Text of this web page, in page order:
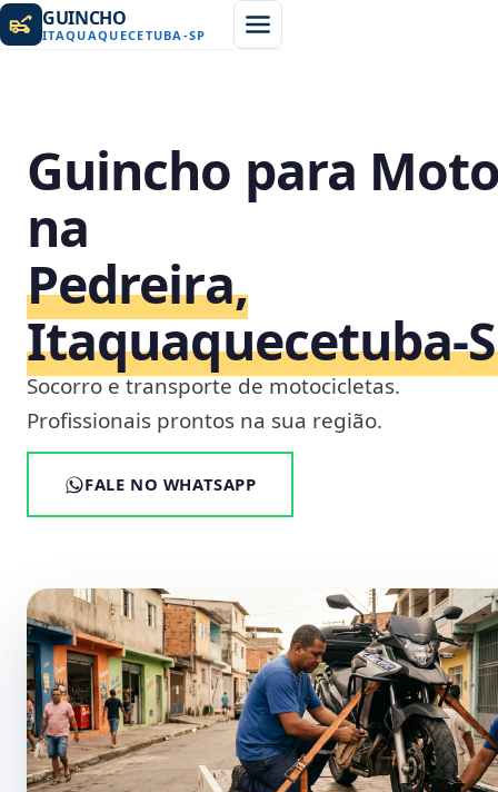
GUINCHO
ITAQUAQUECETUBA -SP
Guincho para
na
Pedreira,
Socorro e transporte de motocicletas.
Profissionais prontos na sua região.
FALE NO WHATSAPP